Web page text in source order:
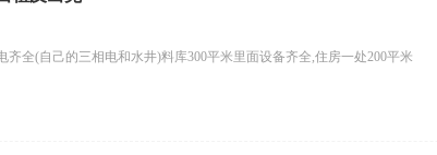
齐全(自己的三相电和水井)料库300平米里面设备齐全,住房一处200平米